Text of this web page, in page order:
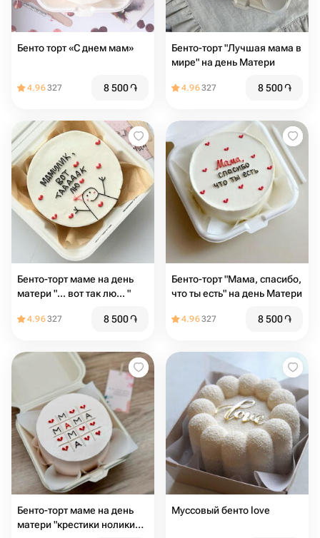
Бенто торт «С днем мам»
4.96327 8 500֏
Бенто-торт "Лучшая мама в
мире" на день Матери
4.96327 8 500֏
Бенто-торт маме на день
матери "... вот так лю... "
4.96327 8 500֏
Бенто-торт "Мама, спасибо,
что ты есть" на день Матери
4.96327 8 500֏
Бенто-торт маме на день
матери "крестики нолики
Муссовый бенто love